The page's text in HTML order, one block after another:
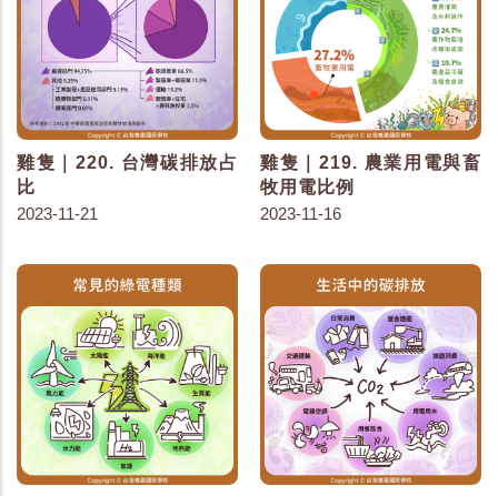
雞隻｜220. 台灣碳排放占
比
2023-11-21
雞隻｜219. 農業用電與畜
牧用電比例
2023-11-16